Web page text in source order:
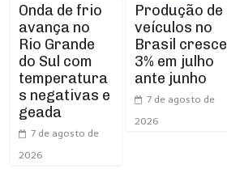
Onda de frio
avança no
Rio Grande
do Sul com
temperatura
s negativas e
geada
7 de agosto de
2026
Produção de
veículos no
Brasil cresce
3% em julho
ante junho
7 de agosto de
2026